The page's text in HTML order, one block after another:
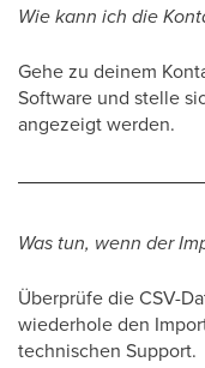
Wie kann ich die
Gehe zu deinem
Software und stelle
angezeigt werden.
Was tun, wenn der
Überprüfe die CSV-
wiederhole den
technischen Support.